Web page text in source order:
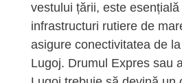
vestului țării, este
infrastructuri rutiere de
asigure conectivitatea de
Lugoj. Drumul Expres sau